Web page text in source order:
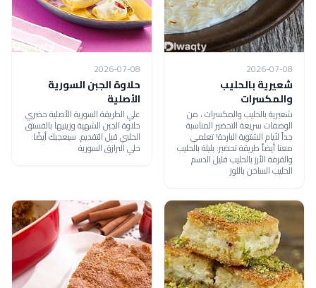
2026-07-08
شعيرية بالحليب
والمكسرات
شعيرية بالحليب والمكسرات ، من
الوصفات سريعة التحضير المناسبة
جداً لأيام الشتوية الباردة! تعلمي
معنا أيضاً طريقة تحضير: بليلة بالحليب
والقرفة الأرز بالحليب قليل الدسم
الحليب الساخن باللوز
2026-07-08
حلاوة الجبن السورية
الأصلية
علي الطريقة السورية الأصلية حضري
حلاوة الجبن الشهية وزينيها بالفستق
الحلبي قبل التقديم. سيعجبك أيضًا:
حلي البرازق السورية